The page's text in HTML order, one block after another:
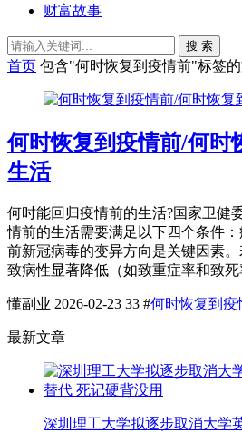
财富故事
搜 索
首页 包含"何时恢复到疫情前"标签
何时恢复到疫情前/何时
生活
何时能回归疫情前的生活?国家卫健
情前的生活需要满足以下四个条件
前新冠病毒的变异方向是关键因素。
致病性显著降低（如致重症率和致死
懂副业 2026-02-23 33 #何时恢复到疫
最新文章
深圳理工大学拟逐步取消大学